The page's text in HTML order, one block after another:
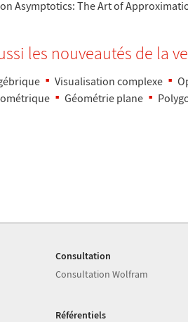
Asymptotics: The Art of
les nouveautés de la
ébrique Visualisation complexe
ométrique Géométrie plane
Consultation
Consultation Wolfram
Référentiels